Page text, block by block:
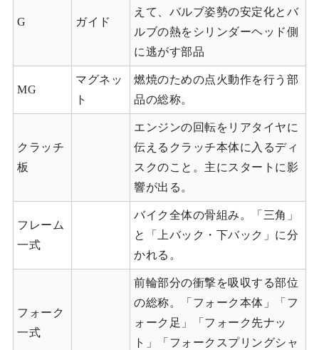
G ガイド
えて、バルブ姿勢の安定化とバ
ルブの熱をシリンダーヘッド側
に逃がす部品
MG
マグネッ
ト
燃焼のための点火動作を行う部
品の総称。
クラッチ
板
エンジンの回転をリアタイヤに
伝えるクラッチ本体に入るディ
スクのこと。主にスタートに影
響が出る。
フレーム
一式
バイク全体の骨組み。「三角」
と「上バック・下バック」に分
かれる。
フォーク
一式
前輪部分の衝撃を吸収する部位
の総称。「フォーク本体」「フ
ォーク足」「フォーク先ナッ
ト」「フォークスプリングシャ